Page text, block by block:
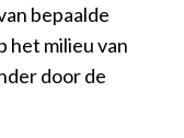
bepaalde
het milieu van
door de